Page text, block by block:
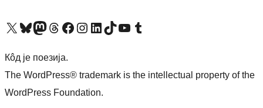
Visit our X (formerly Twitter) account
Посетите наш Bluesky налог
Visit our Mastodon account
Посетите наш налог на Threads-у Visit our Facebook pageПосетите наш Инстаграм налог
Visit our LinkedIn account
Посетите наш TikTok налог
Visit our YouTube channel
Посетите наш Tumblr налог
Кôд је поезија.
The WordPress® trademark is the intellectual property of the
WordPress Foundation.